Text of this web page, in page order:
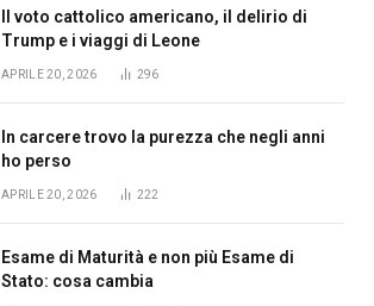
Il voto cattolico americano, il delirio di
Trump e i viaggi di Leone
APRILE 20, 2026 296
In carcere trovo la purezza che negli anni
ho perso
APRILE 20, 2026 222
Esame di Maturità e non più Esame di
Stato: cosa cambia